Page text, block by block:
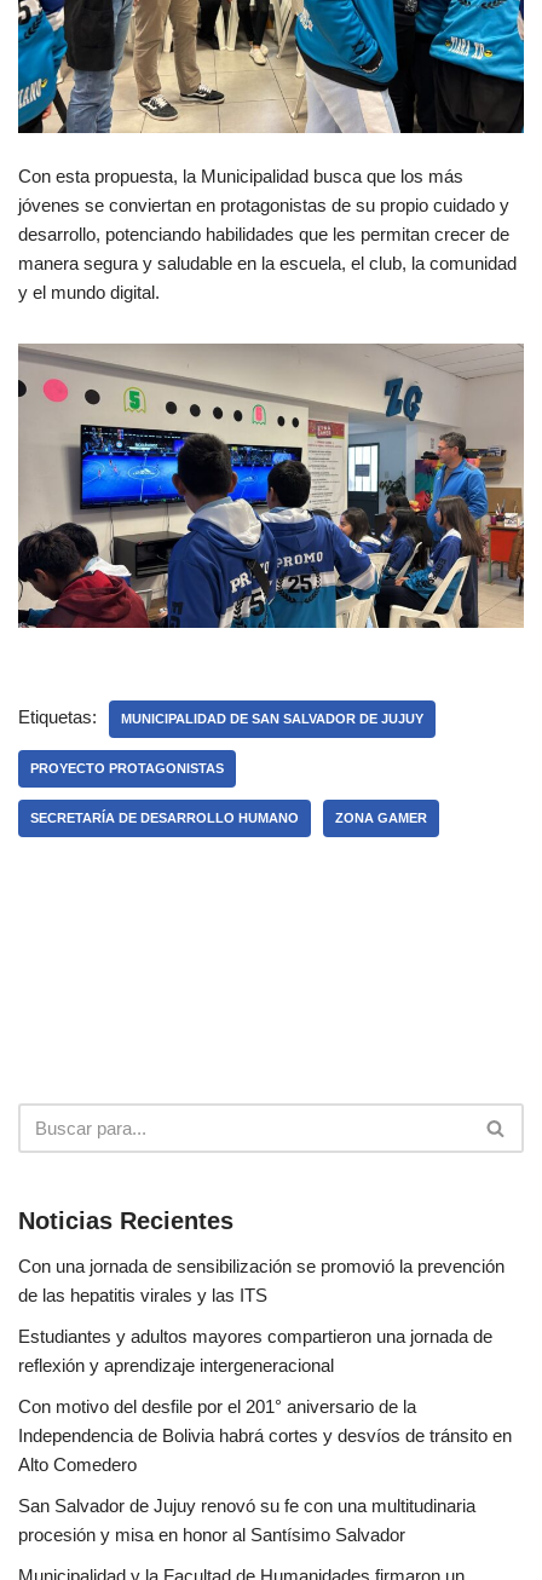
Con esta propuesta, la Municipalidad busca que los más
jóvenes se conviertan en protagonistas de su propio cuidado y
desarrollo, potenciando habilidades que les permitan crecer de
manera segura y saludable en la escuela, el club, la comunidad
y el mundo digital.
Etiquetas: MUNICIPALIDAD DE SAN SALVADOR DE JUJUY
PROYECTO PROTAGONISTAS
SECRETARÍA DE DESARROLLO HUMANO ZONA GAMER
Noticias Recientes
Con una jornada de sensibilización se promovió la prevención
de las hepatitis virales y las ITS
Estudiantes y adultos mayores compartieron una jornada de
reflexión y aprendizaje intergeneracional
Con motivo del desfile por el 201° aniversario de la
Independencia de Bolivia habrá cortes y desvíos de tránsito en
Alto Comedero
San Salvador de Jujuy renovó su fe con una multitudinaria
procesión y misa en honor al Santísimo Salvador